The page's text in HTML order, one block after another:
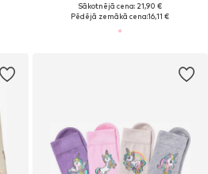
Sākotnējā cena: 21,90 €
Pēdējā zemākā cena:16,11 €